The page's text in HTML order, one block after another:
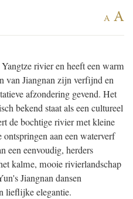
A A
rivier en heeft een warm
van Jiangnan zijn verfijnd en
afzondering gevend. Het
bekend staat als een cultureel
de bochtige rivier met kleine
aan een waterverf
een eenvoudig, herders
kalme, mooie rivierlandschap
Jiangnan dansen
lieflijke elegantie.